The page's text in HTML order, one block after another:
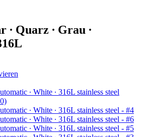
∙ Quarz ∙ Grau ∙